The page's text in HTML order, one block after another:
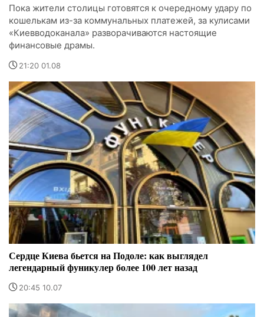
Пока жители столицы готовятся к очередному удару по
кошелькам из-за коммунальных платежей, за кулисами
«Киевводоканала» разворачиваются настоящие
финансовые драмы.
21:20 01.08
Сердце Киева бьется на Подоле: как выглядел
легендарный фуникулер более 100 лет назад
20:45 10.07